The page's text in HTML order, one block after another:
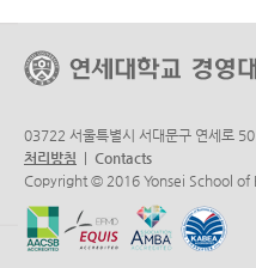
03722 서울특별시 서대문구 연세로
처리방침
Contacts
Copyright © 2016 Yonsei School of